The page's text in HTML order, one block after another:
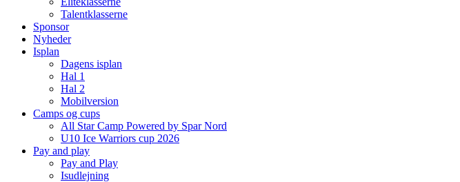
Talentklasserne
Sponsor
Nyheder
Isplan
Dagens isplan
Hal 1
Hal 2
Mobilversion
Camps og cups
All Star Camp Powered by Spar Nord
U10 Ice Warriors cup 2026
Pay and play
Pay and Play
Isudlejning